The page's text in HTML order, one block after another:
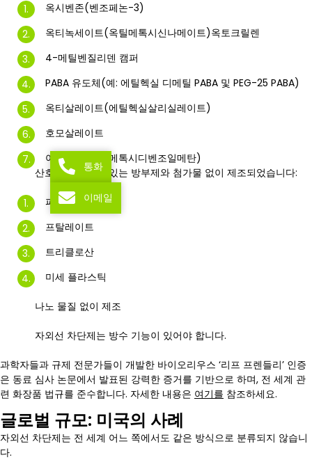
옥시벤존(벤조페논-3)
옥티녹세이트(옥틸메톡시신나메이트)옥토크릴렌
4-메틸벤질리덴 캠퍼
PABA 유도체(예: 에틸헥실 디메틸 PABA 및 PEG-25 PABA)
옥티살레이트(에틸헥실살리실레이트)
호모살레이트
아보벤존(부틸메톡시디벤조일메탄)
산호초에 독성이 있는 방부제와 첨가물 없이 제조되었습니다:
파라벤
프탈레이트
트리클로산
미세 플라스틱
나노 물질 없이 제조
자외선 차단제는 방수 기능이 있어야 합니다.
과학자들과 규제 전문가들이 개발한 바이오리우스 ‘리프 프렌들리’ 인증
은 동료 심사 논문에서 발표된 강력한 증거를 기반으로 하며, 전 세계 관
련 화장품 법규를 준수합니다. 자세한 내용은 여기를 참조하세요.
글로벌 규모: 미국의 사례
자외선 차단제는 전 세계 어느 쪽에서도 같은 방식으로 분류되지 않습니
다.
통화
이메일